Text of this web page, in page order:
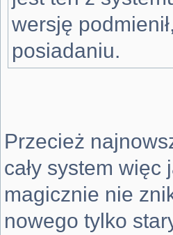
wersję
posiadaniu.
Przecież
cały system więc
magicznie nie
nowego tylko